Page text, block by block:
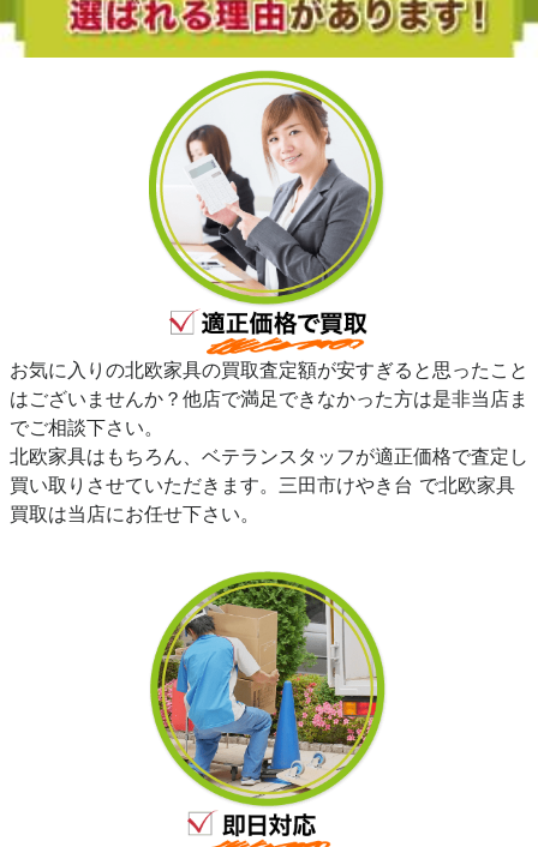
お気に入りの北欧家具の買取査定額が安すぎると思ったこと
はございませんか？他店で満足できなかった方は是非当店ま
でご相談下さい。
北欧家具はもちろん、ベテランスタッフが適正価格で査定し
買い取りさせていただきます。三田市けやき台 で北欧家具
買取は当店にお任せ下さい。